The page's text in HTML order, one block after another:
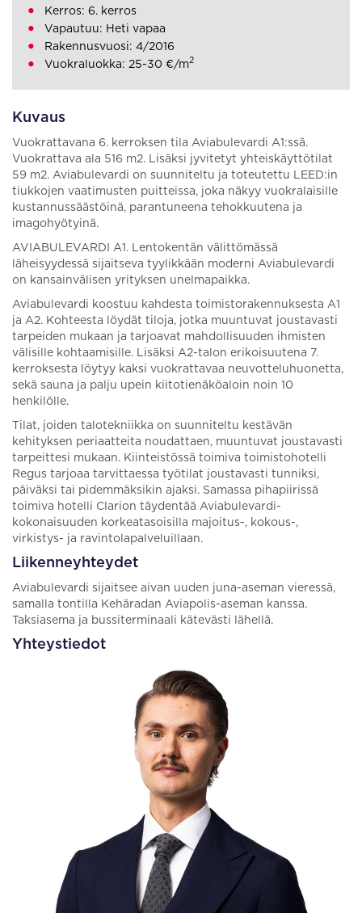
Kuvaus
Vuokrattavana 6. kerroksen tila Aviabulevardi A1:ssä.
Vuokrattava ala 516 m2. Lisäksi jyvitetyt yhteiskäyttötilat
59 m2. Aviabulevardi on suunniteltu ja toteutettu LEED:in
tiukkojen vaatimusten puitteissa, joka näkyy vuokralaisille
kustannussäästöinä, parantuneena tehokkuutena ja
imagohyötyinä.
AVIABULEVARDI A1. Lentokentän välittömässä
läheisyydessä sijaitseva tyylikkään moderni Aviabulevardi
on kansainvälisen yrityksen unelmapaikka.
Aviabulevardi koostuu kahdesta toimistorakennuksesta A1
ja A2. Kohteesta löydät tiloja, jotka muuntuvat joustavasti
tarpeiden mukaan ja tarjoavat mahdollisuuden ihmisten
välisille kohtaamisille. Lisäksi A2-talon erikoisuutena 7.
kerroksesta löytyy kaksi vuokrattavaa neuvotteluhuonetta,
sekä sauna ja palju upein kiitotienäköaloin noin 10
henkilölle.
Tilat, joiden talotekniikka on suunniteltu kestävän
kehityksen periaatteita noudattaen, muuntuvat joustavasti
tarpeittesi mukaan. Kiinteistössä toimiva toimistohotelli
Regus tarjoaa tarvittaessa työtilat joustavasti tunniksi,
päiväksi tai pidemmäksikin ajaksi. Samassa pihapiirissä
toimiva hotelli Clarion täydentää Aviabulevardi-
kokonaisuuden korkeatasoisilla majoitus-, kokous-,
virkistys- ja ravintolapalveluillaan.
Liikenneyhteydet
Aviabulevardi sijaitsee aivan uuden juna-aseman vieressä,
samalla tontilla Kehäradan Aviapolis-aseman kanssa.
Taksiasema ja bussiterminaali kätevästi lähellä.
Yhteystiedot
Kerros: 6. kerros
Vapautuu: Heti vapaa
Rakennusvuosi: 4/2016
Vuokraluokka: 25-30 €/m2